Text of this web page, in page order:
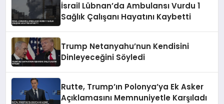
İsrail Lübnan’da Ambulansı Vurdu 1
Sağlık Çalışanı Hayatını Kaybetti
Trump Netanyahu’nun Kendisini
Dinleyeceğini Söyledi
Rutte, Trump’ın Polonya’ya Ek Asker
Açıklamasını Memnuniyetle Karşıladı